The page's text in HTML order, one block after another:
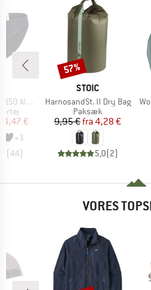
Brief
pris
€
+3
(44)
MÆRKE
STOIC
Artikel
HarnosandSt. II Dry Bag
Produktgruppe
Paksæk
Pris
9,95 € Nedsat pris
fra 4,28 €
5,0(2)
Rabat
57%
VORES